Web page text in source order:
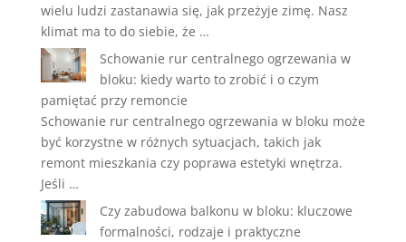
wielu ludzi zastanawia się, jak przeżyje zimę. Nasz
klimat ma to do siebie, że …
Schowanie rur centralnego ogrzewania w
bloku: kiedy warto to zrobić i o czym
pamiętać przy remoncie
Schowanie rur centralnego ogrzewania w bloku może
być korzystne w różnych sytuacjach, takich jak
remont mieszkania czy poprawa estetyki wnętrza.
Jeśli …
Czy zabudowa balkonu w bloku: kluczowe
formalności, rodzaje i praktyczne